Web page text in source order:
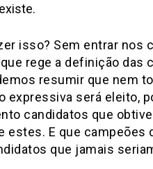
isso? Sem entrar nos
rege a definição das
resumir que nem
expressiva será eleito,
candidatos que
estes. E que campeões
que jamais